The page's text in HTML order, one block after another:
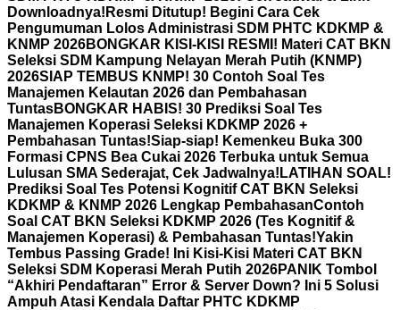
Downloadnya! Resmi Ditutup! Begini Cara Cek
Pengumuman Lolos Administrasi SDM PHTC KDKMP &
KNMP 2026BONGKAR KISI-KISI RESMI! Materi CAT BKN
Seleksi SDM Kampung Nelayan Merah Putih (KNMP)
2026SIAP TEMBUS KNMP! 30 Contoh Soal Tes
Manajemen Kelautan 2026 dan Pembahasan
TuntasBONGKAR HABIS! 30 Prediksi Soal Tes
Manajemen Koperasi Seleksi KDKMP 2026 +
Pembahasan Tuntas!Siap-siap! Kemenkeu Buka 300
Formasi CPNS Bea Cukai 2026 Terbuka untuk Semua
Lulusan SMA Sederajat, Cek Jadwalnya! LATIHAN SOAL!
Prediksi Soal Tes Potensi Kognitif CAT BKN Seleksi
KDKMP & KNMP 2026 Lengkap PembahasanContoh
Soal CAT BKN Seleksi KDKMP 2026 (Tes Kognitif &
Manajemen Koperasi) & Pembahasan Tuntas!Yakin
Tembus Passing Grade! Ini Kisi-Kisi Materi CAT BKN
Seleksi SDM Koperasi Merah Putih 2026PANIK Tombol
“Akhiri Pendaftaran” Error & Server Down? Ini 5 Solusi
Ampuh Atasi Kendala Daftar PHTC KDKMP